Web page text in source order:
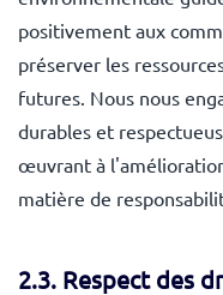
positivement aux
préserver les
futures. Nous nous
durables et
œuvrant à
matière de
2.3. Respect des